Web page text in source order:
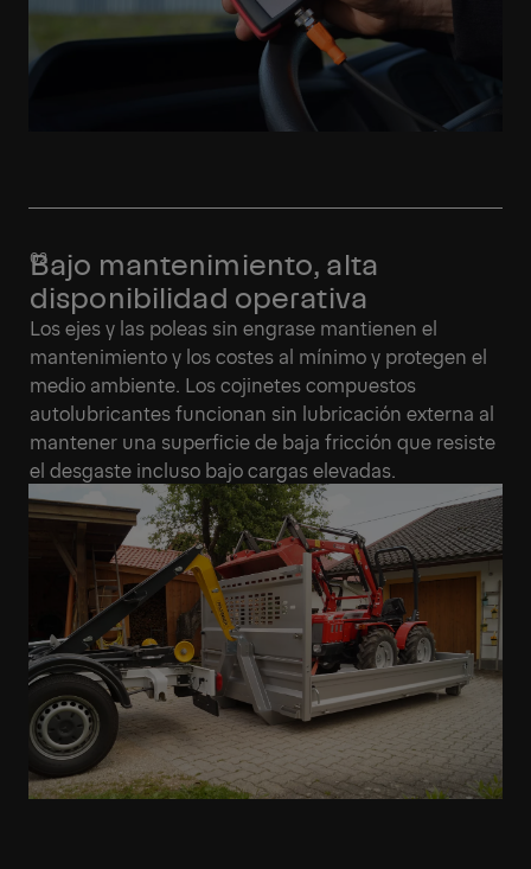
Bajo mantenimiento, alta
disponibilidad operativa
Los ejes y las poleas sin engrase mantienen el
mantenimiento y los costes al mínimo y protegen el
medio ambiente. Los cojinetes compuestos
autolubricantes funcionan sin lubricación externa al
mantener una superficie de baja fricción que resiste
el desgaste incluso bajo cargas elevadas.